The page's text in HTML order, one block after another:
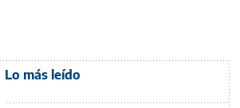
Lo más leído